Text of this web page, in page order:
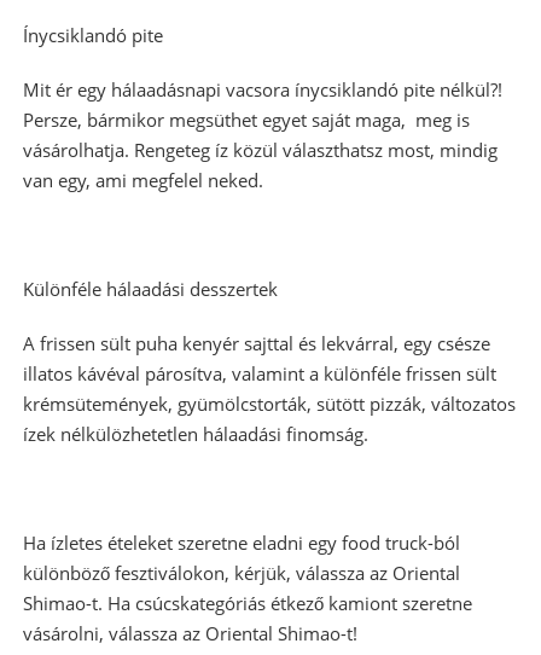
Ínycsiklandó pite
Mit ér egy hálaadásnapi vacsora ínycsiklandó pite nélkül?!
Persze, bármikor megsüthet egyet saját maga, meg is
vásárolhatja. Rengeteg íz közül választhatsz most, mindig
van egy, ami megfelel neked.
Különféle hálaadási desszertek
A frissen sült puha kenyér sajttal és lekvárral, egy csésze
illatos kávéval párosítva, valamint a különféle frissen sült
krémsütemények, gyümölcstorták, sütött pizzák, változatos
ízek nélkülözhetetlen hálaadási finomság.
Ha ízletes ételeket szeretne eladni egy food truck-ból
különböző fesztiválokon, kérjük, válassza az Oriental
Shimao-t. Ha csúcskategóriás étkező kamiont szeretne
vásárolni, válassza az Oriental Shimao-t!